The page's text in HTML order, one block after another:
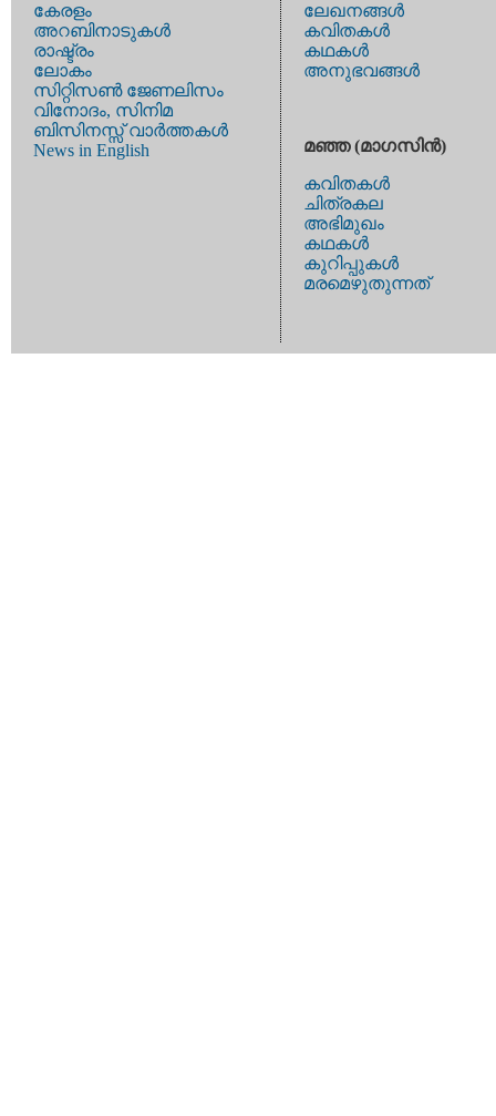
കേരളം
അറബിനാടുകള്‍
രാഷ്ട്രം
ലോകം
സിറ്റിസണ്‍ ജേണലിസം
വിനോദം, സിനിമ
ബിസിനസ്സ് വാര്‍ത്തകള്‍
News in English
ലേഖനങ്ങള്‍
കവിതകള്‍
കഥകള്‍
അനുഭവങ്ങള്‍
മഞ്ഞ (മാഗസിന്‍)
കവിതകള്‍
ചിത്രകല
അഭിമുഖം
കഥകള്‍
കുറിപ്പുകള്‍
മരമെഴുതുന്നത്